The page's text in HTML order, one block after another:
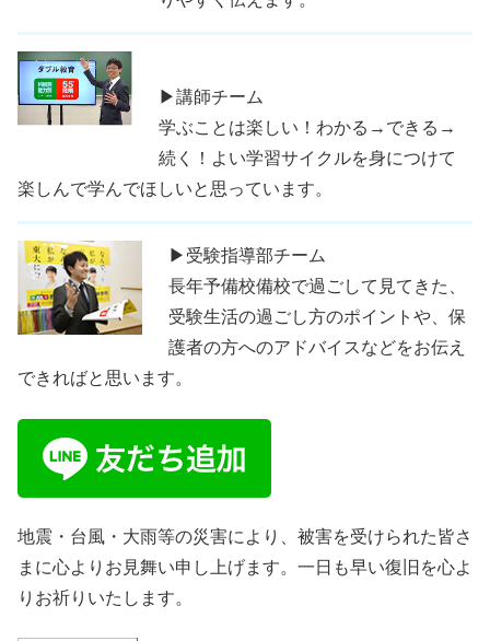
▶講師チーム
学ぶことは楽しい！わかる→できる→
続く！よい学習サイクルを身につけて
楽しんで学んでほしいと思っています。
▶受験指導部チーム
長年予備校備校で過ごして見てきた、
受験生活の過ごし方のポイントや、保
護者の方へのアドバイスなどをお伝え
できればと思います。
地震・台風・大雨等の災害により、被害を受けられた皆さ
まに心よりお見舞い申し上げます。一日も早い復旧を心よ
りお祈りいたします。